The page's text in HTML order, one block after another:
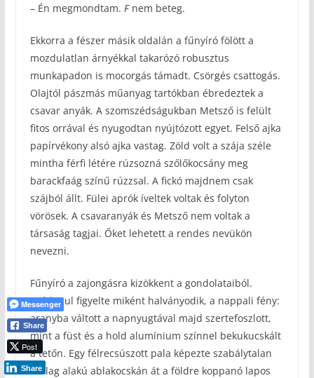
– Én megmondtam. Fnem beteg.
Ekkorra a fészer másik oldalán a fűnyíró fölött a
mozdulatlan árnyékkal takarózó robusztus
munkapadon is mocorgás támadt. Csörgés csattogás.
Olajtól pászmás műanyag tartókban ébredeztek a
csavar anyák. A szomszédságukban Metsző is felült
fitos orrával és nyugodtan nyújtózott egyet. Felső ajka
papírvékony alsó ajka vastag. Zöld volt a szája széle
mintha férfi létére rúzsozná szőlőkocsány meg
barackfaág színű rúzzsal. A fickó majdnem csak
szájból állt. Fülei aprók íveltek voltak és folyton
vörösek. A csavaranyák és Metsző nem voltak a
társaság tagjai. Őket lehetett a rendes nevükön
nevezni.
Fűnyíró a zajongásra kizökkent a gondolataiból.
Szótlanul figyelte miként halványodik, a nappali fény:
aranyba váltott a napnyugtával majd szertefoszlott,
mint a füst és a hold alumínium színnel bekukucskált
a tetőn. Egy félrecsúszott pala képezte szabálytalan
csillag alakú ablakocskán át a földre koppanó lapos
Messenger
Share
Post
Share